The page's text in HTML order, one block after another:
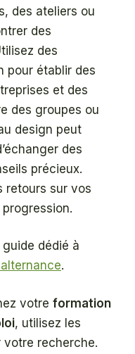
des ateliers ou
des
des
pour établir des
et des
des groupes ou
design peut
des
précieux.
retours sur vos
dédié à
.
votre formation
, utilisez les
recherche.